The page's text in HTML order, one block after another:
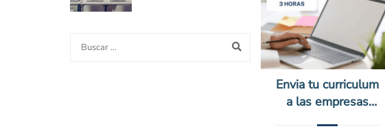
Envia tu curriculum
a las empresas